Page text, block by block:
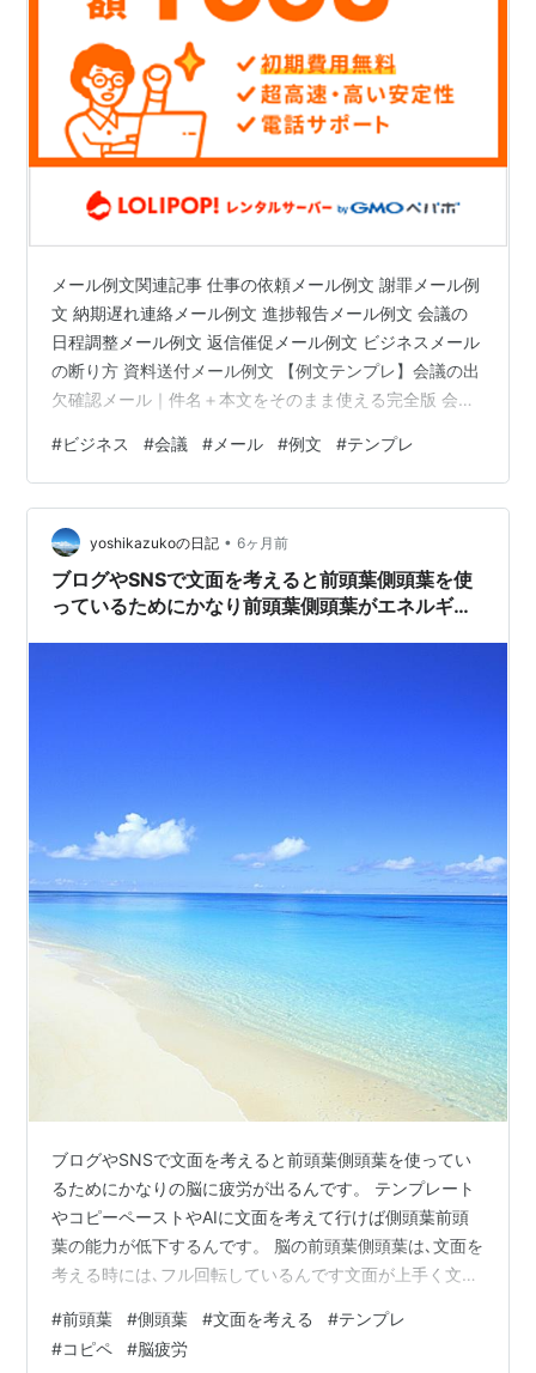
メール例文関連記事 仕事の依頼メール例文 謝罪メール例
文 納期遅れ連絡メール例文 進捗報告メール例文 会議の
日程調整メール例文 返信催促メール例文 ビジネスメール
の断り方 資料送付メール例文 【例文テンプレ】会議の出
欠確認メール｜件名＋本文をそのまま使える完全版 会議
が大きく変わります。本記事では「会議 出欠確認 メール
例文」を探している方向けに、 件名＋本文をセットでそ
のまま使える日本語テンプレを紹介します。 やんわり伝
えたい場合、通常の業務連絡、はっきり確認したいケー
スまで、 ビジネスシーンですぐ使える例文を網羅してい
ます。 この記事で分…
#ビジネス #会議 # メール #例文 #テンプレ
yoshikazukoの日記 • 6ヶ月前
ブログやSNSで文面を考えると前頭葉側頭葉を使
っているためにかなり前頭葉側頭葉がエネルギー
ブログやSNSで文面を考えると前頭葉側頭葉を使ってい
るためにかなりの脳に疲労が出るんです。 テンプレート
やコピーペーストやAIに文面を考えて行けば側頭葉前頭
葉の能力が低下するんです。 脳の前頭葉側頭葉は､文面を
考える時には､フル回転しているんです文面が上手く文章
構成力を使っています。 文章を考えると前頭部や側頭部
が痛く成るや脳全体が疲労しているんですが此れは､前頭
#前頭葉 #側頭葉 #文面を考える #テンプレ
#コピペ #脳疲労